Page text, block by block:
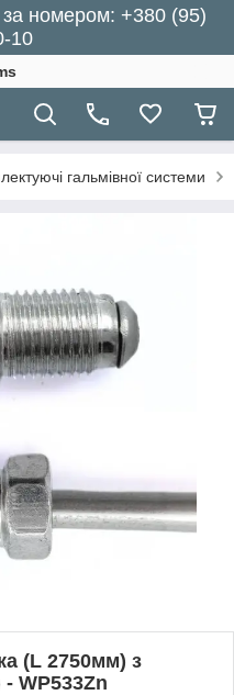
номером: +380 (95)
10
гальмівної системи
(L 2750мм) з
WP533Zn